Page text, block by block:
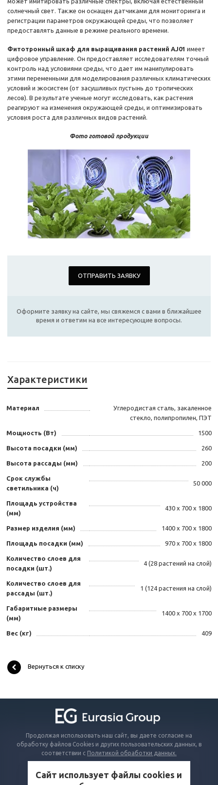
солнечный свет. Также он оснащен датчиками для мониторинга и
регистрации параметров окружающей среды, что позволяет
предоставлять данные в режиме реального времени.
Фитотронный шкаф для выращивания растений AJ01 имеет
цифровое управление. Он предоставляет исследователям точный
контроль над условиями среды, что дает им манипулировать
этими переменными для моделирования различных климатических
условий и экосистем (от засушливых пустынь до тропических
лесов). В результате ученые могут исследовать, как растения
реагируют на изменения окружающей среды, и оптимизировать
условия роста для различных видов растений.
Фото готовой продукции
ОТПРАВИТЬ ЗАЯВКУ
Оформите заявку на сайте, мы свяжемся с вами в ближайшее
время и ответим на все интересующие вопросы.
Характеристики
Материал
Углеродистая сталь, закаленное
стекло, полипропилен, ПЭТ
Мощность (Вт) 1500
Высота посадки (мм) 260
Высота рассады (мм) 200
Срок службы
светильника (ч)
50 000
Площадь устройства
(мм)
430 х 700 х 1800
Размер изделия (мм) 1400 х 700 х 1800
Площадь посадки (мм) 970 х 700 х 1800
Количество слоев для
посадки (шт.)
4 (28 растений на слой)
Количество слоев для
рассады (шт.)
1 (124 растения на слой)
Габаритные размеры
(мм)
1400 х 700 х 1700
Вес (кг) 409
Вернуться к списку
Продолжая использовать наш сайт, вы даете согласие на
обработку файлов Cookies и других пользовательских данных, в
соответствии с Политикой обработки данных.
Сайт использует файлы cookies и